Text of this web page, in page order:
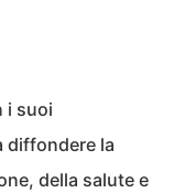
i suoi
diffondere la
della salute e